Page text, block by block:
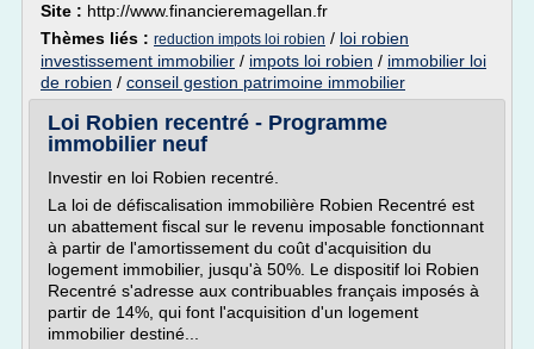
Site : http://www.financieremagellan.fr
Thèmes liés : reduction impots loi robien / loi robien
investissement immobilier / impots loi robien / immobilier loi
de robien / conseil gestion patrimoine immobilier
Loi Robien recentré - Programme
immobilier neuf
Investir en loi Robien recentré.
La loi de défiscalisation immobilière Robien Recentré est
un abattement fiscal sur le revenu imposable fonctionnant
à partir de l'amortissement du coût d'acquisition du
logement immobilier, jusqu'à 50%. Le dispositif loi Robien
Recentré s'adresse aux contribuables français imposés à
partir de 14%, qui font l'acquisition d'un logement
immobilier destiné...